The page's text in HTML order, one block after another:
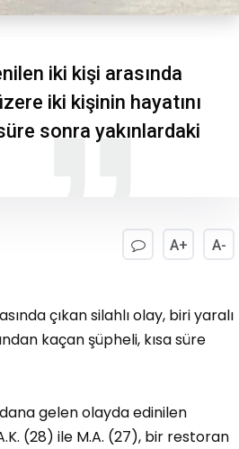
iki kişi arasında
iki kişinin hayatını
sonra yakınlardaki
A+ A-
çıkan silahlı olay, biri yaralı
kaçan şüpheli, kısa süre
gelen olayda edinilen
(28) ile M.A. (27), bir restoran